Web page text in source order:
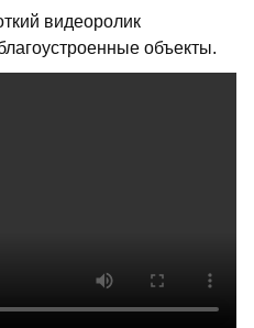
видеоролик
объекты.